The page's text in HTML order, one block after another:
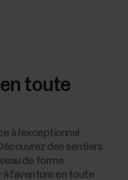
toute
à l’exceptionnel
des sentiers
de forme
à l'aventure en toute